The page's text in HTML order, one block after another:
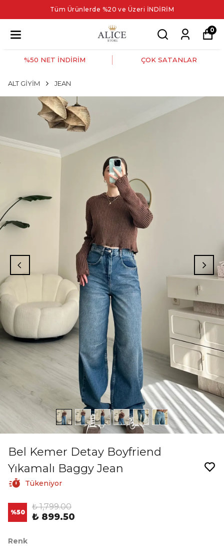
Tüm Ürünlerde %20 ve Üzeri İNDİRİM
0
%50 NET İNDİRİM ÇOK SATANLAR
ALT GİYİM JEAN
Bel Kemer Detay Boyfriend
Yıkamalı Baggy Jean
Tükeniyor
%50
₺ 1,799.00
₺ 899.50
Renk